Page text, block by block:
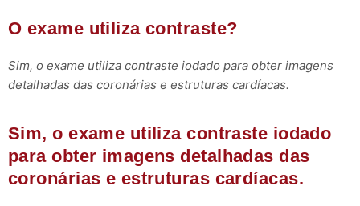
O exame utiliza contraste?
Sim, o exame utiliza contraste iodado para obter imagens
detalhadas das coronárias e estruturas cardíacas.
Sim, o exame utiliza contraste iodado
para obter imagens detalhadas das
coronárias e estruturas cardíacas.